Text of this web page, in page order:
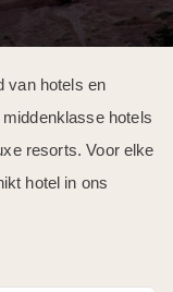
van hotels en
hotels
resorts. Voor elke
hotel in ons